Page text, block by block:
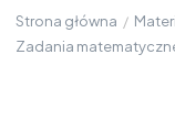
Strona główna /
Zadania